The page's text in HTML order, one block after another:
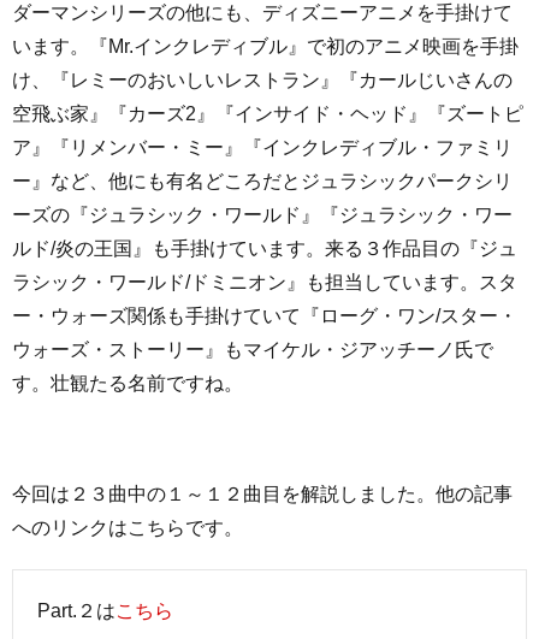
ダーマンシリーズの他にも、ディズニーアニメを手掛けて
います。『Mr.インクレディブル』で初のアニメ映画を手掛
け、『レミーのおいしいレストラン』『カールじいさんの
空飛ぶ家』『カーズ2』『インサイド・ヘッド』『ズートピ
ア』『リメンバー・ミー』『インクレディブル・ファミリ
ー』など、他にも有名どころだとジュラシックパークシリ
ーズの『ジュラシック・ワールド』『ジュラシック・ワー
ルド/炎の王国』も手掛けています。来る３作品目の『ジュ
ラシック・ワールド/ドミニオン』も担当しています。スタ
ー・ウォーズ関係も手掛けていて『ローグ・ワン/スター・
ウォーズ・ストーリー』もマイケル・ジアッチーノ氏で
す。壮観たる名前ですね。
今回は２３曲中の１～１２曲目を解説しました。他の記事
へのリンクはこちらです。
Part.２はこちら